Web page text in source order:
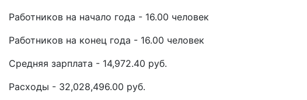
Работников на начало года - 16.00 человек
Работников на конец года - 16.00 человек
Средняя зарплата - 14,972.40 руб.
Расходы - 32,028,496.00 руб.